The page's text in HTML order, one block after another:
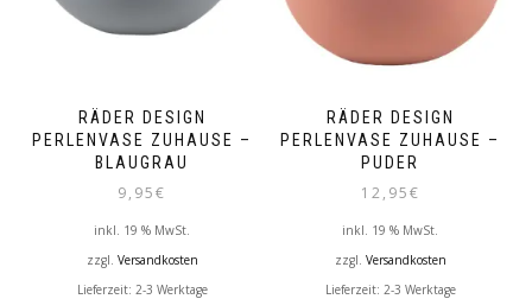
RÄDER DESIGN
PERLENVASE ZUHAUSE –
BLAUGRAU
9,95€
inkl. 19 % MwSt.
zzgl. Versandkosten
Lieferzeit: 2-3 Werktage
RÄDER DESIGN
PERLENVASE ZUHAUSE –
PUDER
12,95€
inkl. 19 % MwSt.
zzgl. Versandkosten
Lieferzeit: 2-3 Werktage